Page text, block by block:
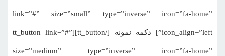
link=”#” size=”small” type=”inverse” icon=”fa-home”
icon_align=”left”] دکمه نمونه [/tt_button][tt_button link=”#”
size=”medium” type=”inverse” icon=”fa-home”